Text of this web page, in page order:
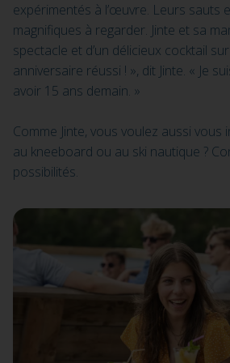
expérimentés à l’œuvre. Leurs sauts
magnifiques à regarder. Jinte et sa
spectacle et d’un délicieux cocktail
anniversaire réussi ! », dit Jinte. « Je
avoir 15 ans demain. »
Comme Jinte, vous voulez aussi vous
au kneeboard ou au ski nautique ?
possibilités.